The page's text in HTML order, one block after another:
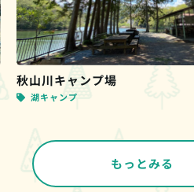
秋山川キャンプ場
湖キャンプ
もっとみる